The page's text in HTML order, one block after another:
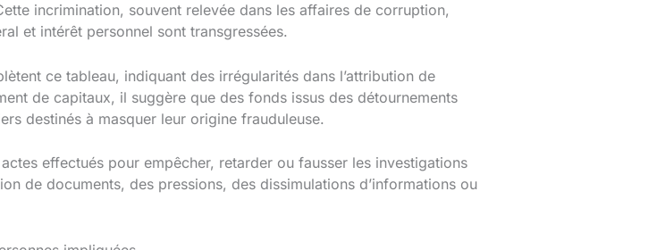
incrimination, souvent relevée dans les affaires de corruption,
et intérêt personnel sont transgressées.
ce tableau, indiquant des irrégularités dans l’attribution de
de capitaux, il suggère que des fonds issus des détournements
destinés à masquer leur origine frauduleuse.
effectués pour empêcher, retarder ou fausser les investigations
de documents, des pressions, des dissimulations d’informations ou